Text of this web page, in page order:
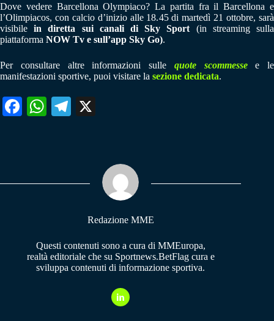
Dove vedere Barcellona Olympiaco? La partita fra il Barcellona e
l’Olimpiacos, con calcio d’inizio alle 18.45 di martedì 21 ottobre, sarà
visibile in diretta sui canali di Sky Sport (in streaming sulla
piattaforma NOW Tv e sull’app Sky Go).
Per consultare altre informazioni sulle quote scommessee le
manifestazioni sportive, puoi visitare la sezione dedicata.
Fa W
pp
Te
m
Redazione MME
Questi contenuti sono a cura di MMEuropa,
realtà editoriale che su Sportnews.BetFlag cura e
sviluppa contenuti di informazione sportiva.